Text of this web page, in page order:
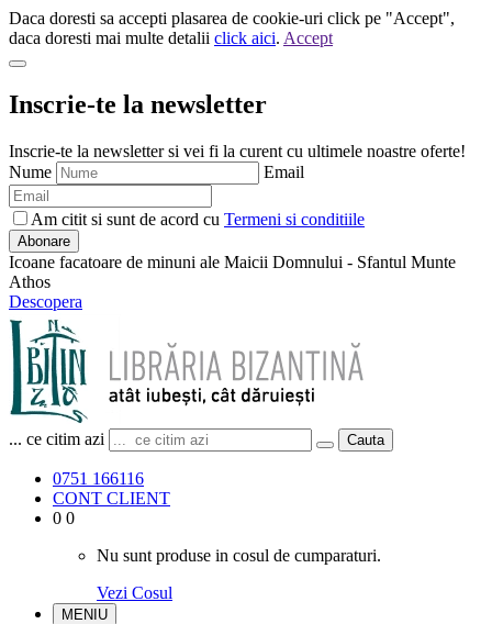
Daca doresti sa accepti plasarea de cookie-uri click pe "Accept",
daca doresti mai multe detalii click aici. Accept
Inscrie-te la newsletter
Inscrie-te la newsletter si vei fi la curent cu ultimele noastre oferte!
Nume
Email
Am citit si sunt de acord cu Termeni si conditiile
Abonare
Icoane facatoare de minuni ale Maicii Domnului - Sfantul Munte
Athos
Descopera
... ce citim azi Cauta
0751 166116
CONT CLIENT
0 0
Nu sunt produse in cosul de cumparaturi.
Vezi Cosul
MENIU